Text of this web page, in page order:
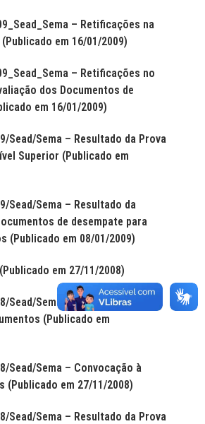
– Retificações na
em 16/01/2009)
– Retificações no
dos Documentos de
em 16/01/2009)
Sead/Sema – Resultado da Prova
Superior (Publicado em
Sead/Sema – Resultado da
de desempate para
(Publicado em 08/01/2009)
em 27/11/2008)
Sead/Sema – Convocação para
(Publicado em
Sead/Sema – Convocação à
(Publicado em 27/11/2008)
Sead/Sema – Resultado da Prova